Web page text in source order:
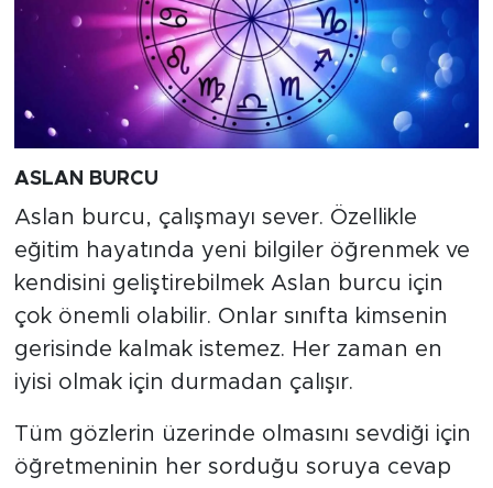
ASLAN BURCU
Aslan burcu, çalışmayı sever. Özellikle
eğitim hayatında yeni bilgiler öğrenmek ve
kendisini geliştirebilmek Aslan burcu için
çok önemli olabilir. Onlar sınıfta kimsenin
gerisinde kalmak istemez. Her zaman en
iyisi olmak için durmadan çalışır.
Tüm gözlerin üzerinde olmasını sevdiği için
öğretmeninin her sorduğu soruya cevap